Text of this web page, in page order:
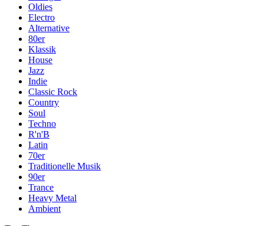
Oldies
Electro
Alternative
80er
Klassik
House
Jazz
Indie
Classic Rock
Country
Soul
Techno
R'n'B
Latin
70er
Traditionelle Musik
90er
Trance
Heavy Metal
Ambient